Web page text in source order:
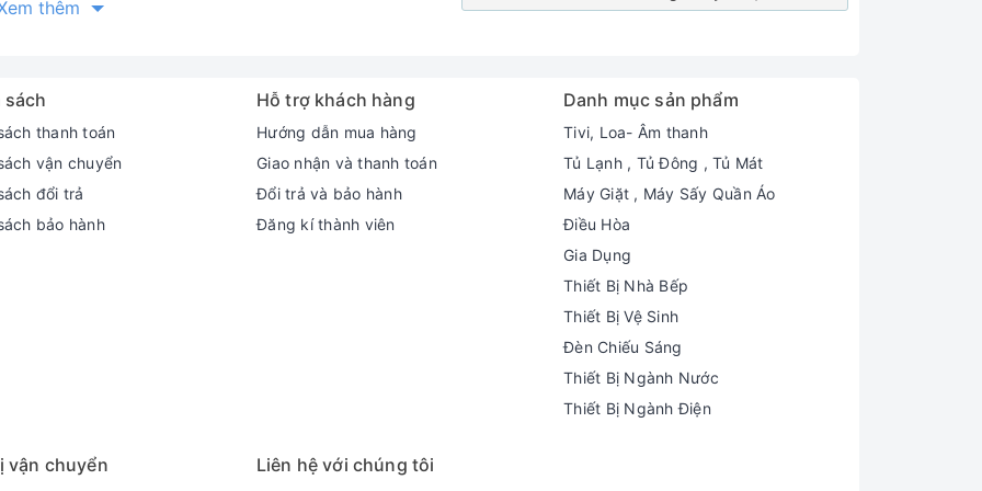
thêm
sách
thanh toán
vận chuyển
đổi trả
bảo hành
Hỗ trợ khách hàng
Hướng dẫn mua hàng
Giao nhận và thanh toán
Đổi trả và bảo hành
Đăng kí thành viên
Danh mục sản phẩm
Tivi, Loa- Âm thanh
Tủ Lạnh , Tủ Đông , Tủ Mát
Máy Giặt , Máy Sấy Quần Áo
Điều Hòa
Gia Dụng
Thiết Bị Nhà Bếp
Thiết Bị Vệ Sinh
Đèn Chiếu Sáng
Thiết Bị Ngành Nước
Thiết Bị Ngành Điện
vận chuyển Liên hệ với chúng tôi